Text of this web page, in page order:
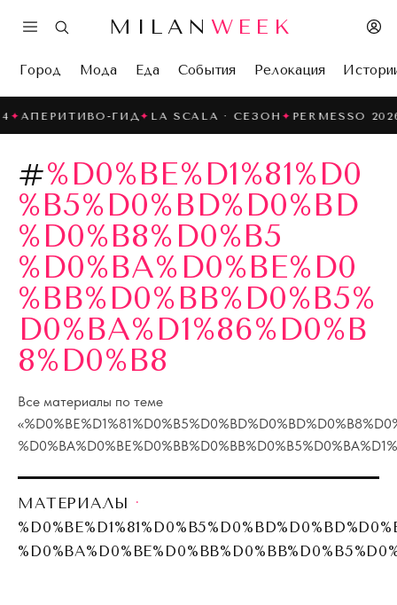
MILAN WEEK
Город Мода Еда События Релокация
АПЕРИТИВО-ГИД✦LA SCALA · СЕЗОН✦PERMESSO 2026
#%D0%BE%D1%81%D0
%B5%D0%BD%D0%BD
%D0%B8%D0%B5
%D0%BA%D0%BE%D0
%BB%D0%BB%D0%B5%
D0%BA%D1%86%D0%B
8%D0%B8
Все материалы по теме
«
МАТЕРИАЛЫ ·